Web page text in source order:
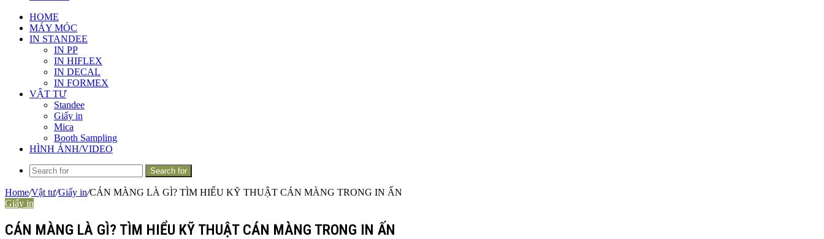
HOME
MÁY MÓC
IN STANDEE
IN PP
IN HIFLEX
IN DECAL
IN FORMEX
VẬT TƯ
Standee
Giấy in
Mica
Booth Sampling
HÌNH ẢNH/VIDEO
Search for
Home/Vật tư/Giấy in/CÁN MÀNG LÀ GÌ? TÌM HIỂU KỸ THUẬT CÁN MÀNG TRONG IN ẤN
Giấy in
CÁN MÀNG LÀ GÌ? TÌM HIỂU KỸ THUẬT CÁN MÀNG TRONG IN ẤN